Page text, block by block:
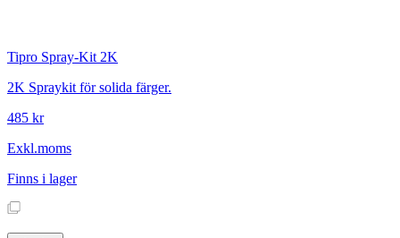
Tipro Spray-Kit 2K
2K Spraykit för solida färger.
485 kr
Exkl.moms
Finns i lager